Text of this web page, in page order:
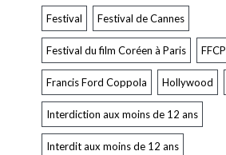
Festival Festival de Cannes
Festival du film Coréen à Paris FFCP
Francis Ford Coppola Hollywood
Interdiction aux moins de 12 ans
Interdit aux moins de 12 ans